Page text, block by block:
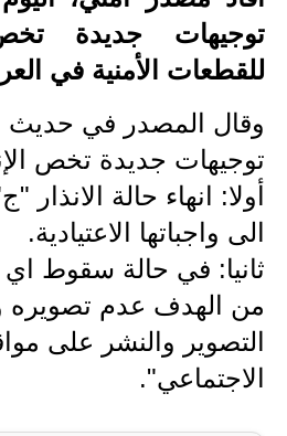
توجيهات جديدة
للقطعات الأمنية في
وقال المصدر في
توجيهات جديدة تخص
أولا: انهاء حالة
الى واجباتها الاعتيادية.
ثانيا: في حالة سقوط
من الهدف عدم تصويره
التصوير والنشر على
الاجتماعي".